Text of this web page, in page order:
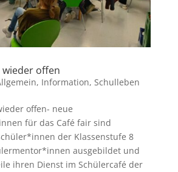
wieder offen
, Information, Schulleben
offen- neue
für das Café fair sind
der Klassenstufe 8
ausgebildet und
ihren Dienst im Schülercafé der